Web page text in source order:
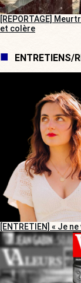
[REPORTAGE]
et colère
ENTRETIENS/
[ENTRETIEN] « Je